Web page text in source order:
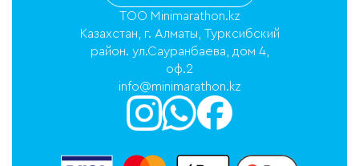
ТОО Minimarathon.kz
Казахстан, г. Алматы, Турксибский
район. ул.Сауранбаева, дом 4,
оф.2
info@minimarathon.kz